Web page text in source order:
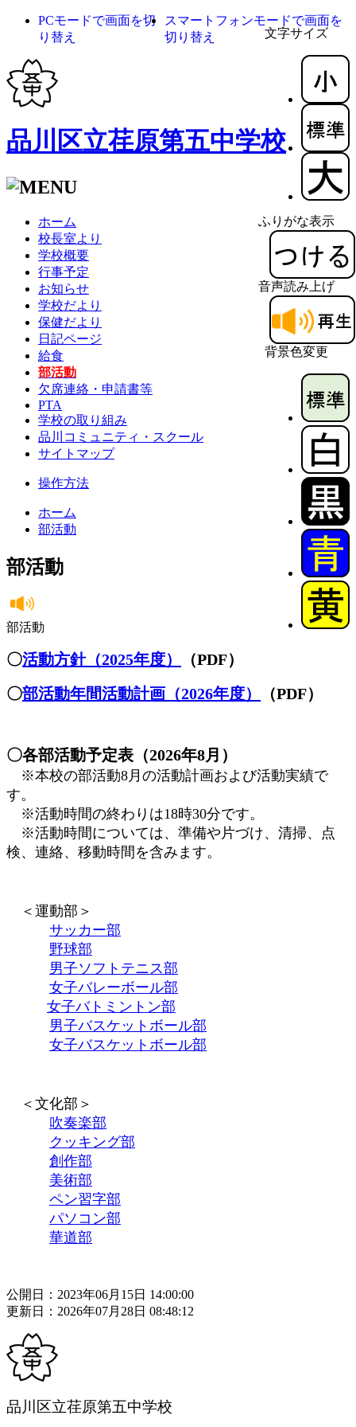
文字サイズ
ふりがな表示
音声読み上げ
背景色変更
PCモードで画面を切
り替え
スマートフォンモードで画面を
切り替え
品川区立荏原第五中学校
ホーム
校長室より
学校概要
行事予定
お知らせ
学校だより
保健だより
日記ページ
給食
部活動
欠席連絡・申請書等
PTA
学校の取り組み
品川コミュニティ・スクール
サイトマップ
操作方法
ホーム
部活動
部活動
部活動
〇活動方針（2025年度）
（PDF）
〇部活動年間活動計画（2026年度） （PDF）
〇各部活動予定表（2026年8月）
※本校の部活動8月の活動計画および活動実績で
す。
※活動時間の終わりは18時30分です。
※活動時間については、準備や片づけ、清掃、点
検、連絡、移動時間を含みます。
＜運動部＞
サッカー部
野球部
男子ソフトテニス部
女子バレーボール部
女子バトミントン部
男子バスケットボール部
女子バスケットボール部
＜文化部＞
吹奏楽部
クッキング部
創作部
美術部
ペン習字部
パソコン部
華道部
公開日：2023年06月15日 14:00:00
更新日：2026年07月28日 08:48:12
品川区立荏原第五中学校